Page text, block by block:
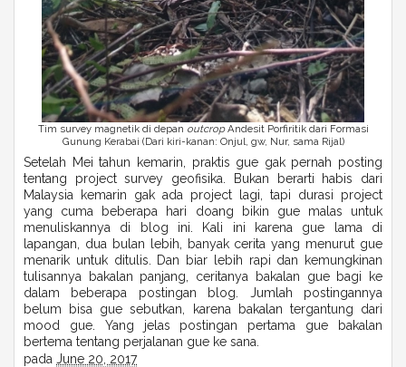
Tim survey magnetik di depan outcropAndesit Porfiritik dari Formasi
Gunung Kerabai (Dari kiri-kanan: Onjul, gw, Nur, sama Rijal)
Setelah Mei tahun kemarin, praktis gue gak pernah posting
tentang project survey geofisika. Bukan berarti habis dari
Malaysia kemarin gak ada project lagi, tapi durasi project
yang cuma beberapa hari doang bikin gue malas untuk
menuliskannya di blog ini. Kali ini karena gue lama di
lapangan, dua bulan lebih, banyak cerita yang menurut gue
menarik untuk ditulis. Dan biar lebih rapi dan kemungkinan
tulisannya bakalan panjang, ceritanya bakalan gue bagi ke
dalam beberapa postingan blog. Jumlah postingannya
belum bisa gue sebutkan, karena bakalan tergantung dari
mood gue. Yang jelas postingan pertama gue bakalan
bertema tentang perjalanan gue ke sana.
pada June 20, 2017